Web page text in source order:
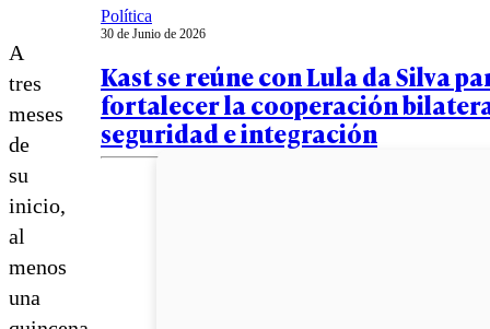
A
tres
meses
de
su
inicio,
al
menos
una
Política
30 de Junio de 2026
Kast se reúne con Lula da Silva
fortalecer la cooperación
seguridad e integración